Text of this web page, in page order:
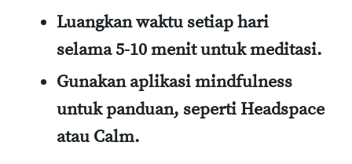
Luangkan waktu setiap hari
selama 5-10 menit untuk meditasi.
Gunakan aplikasi mindfulness
untuk panduan, seperti Headspace
atau Calm.